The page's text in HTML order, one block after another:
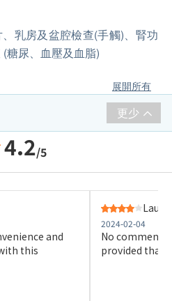
乳房及盆腔檢查(手觸)、腎功
糖尿、血壓及血脂)
展開所有
更少
4.2/5
and
this
Lau
2024-02-04
No comment
provided